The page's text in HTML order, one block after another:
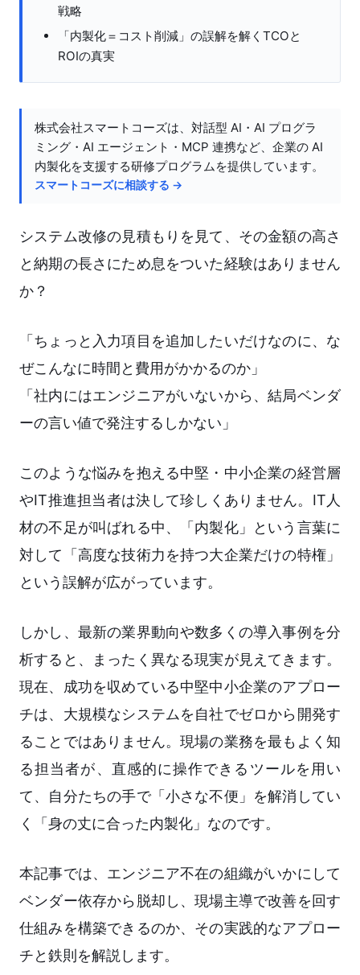
戦略
「内製化＝コスト削減」の誤解を解くTCOと
ROIの真実
株式会社スマートコーズは、対話型 AI・AI プログラ
ミング・AI エージェント・MCP 連携など、企業の AI
内製化を支援する研修プログラムを提供しています。
スマートコーズに相談する →
システム改修の見積もりを見て、その金額の高さ
と納期の長さにため息をついた経験はありません
か？
「ちょっと入力項目を追加したいだけなのに、な
ぜこんなに時間と費用がかかるのか」
「社内にはエンジニアがいないから、結局ベンダ
ーの言い値で発注するしかない」
このような悩みを抱える中堅・中小企業の経営層
やIT推進担当者は決して珍しくありません。IT人
材の不足が叫ばれる中、「内製化」という言葉に
対して「高度な技術力を持つ大企業だけの特権」
という誤解が広がっています。
しかし、最新の業界動向や数多くの導入事例を分
析すると、まったく異なる現実が見えてきます。
現在、成功を収めている中堅中小企業のアプロー
チは、大規模なシステムを自社でゼロから開発す
ることではありません。現場の業務を最もよく知
る担当者が、直感的に操作できるツールを用い
て、自分たちの手で「小さな不便」を解消してい
く「身の丈に合った内製化」なのです。
本記事では、エンジニア不在の組織がいかにして
ベンダー依存から脱却し、現場主導で改善を回す
仕組みを構築できるのか、その実践的なアプロー
チと鉄則を解説します。